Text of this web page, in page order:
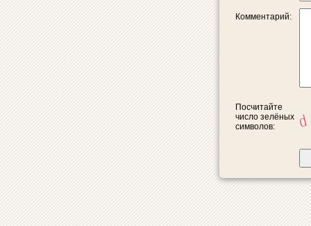
Комментарий:
Посчитайте
число зелёных
символов: